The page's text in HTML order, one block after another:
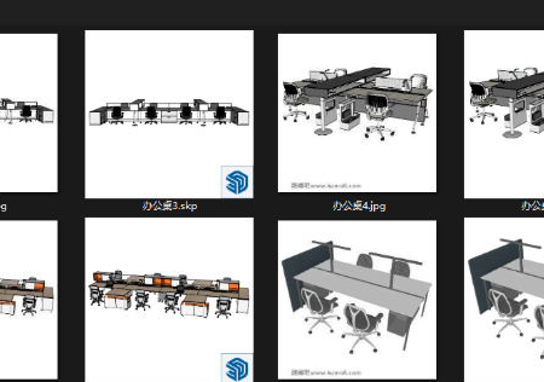
登录
社交账号登录